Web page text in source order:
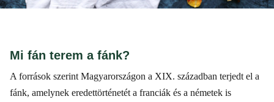
Mi fán terem a fánk?
A források szerint Magyarországon a XIX. században terjedt el a
fánk, amelynek eredettörténetét a franciák és a németek is